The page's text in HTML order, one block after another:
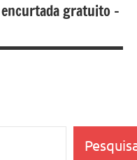
encurtada gratuito –